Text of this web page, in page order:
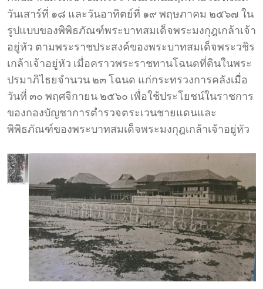
วันเสาร์ที่ ๑๘ และวันอาทิตย์ที่ ๑๙ พฤษภาคม ๒๕๖๗ ใน
รูปแบบของพิพิธภัณฑ์พระบาทสมเด็จพระมงกุฎเกล้าเจ้า
อยู่หัว ตามพระราชประสงค์ของพระบาทสมเด็จพระวชิร
เกล้าเจ้าอยู่หัว เมื่อคราวพระราชทานโฉนดที่ดินในพระ
ปรมาภิไธยจำนวน ๒๓ โฉนด แก่กระทรวงการคลังเมื่อ
วันที่ ๓๐ พฤศจิกายน ๒๕๖๐ เพื่อใช้ประโยชน์ในราชการ
ของกองบัญชาการตำรวจตระเวนชายแดนและ
พิพิธภัณฑ์ของพระบาทสมเด็จพระมงกุฎเกล้าเจ้าอยู่หัว